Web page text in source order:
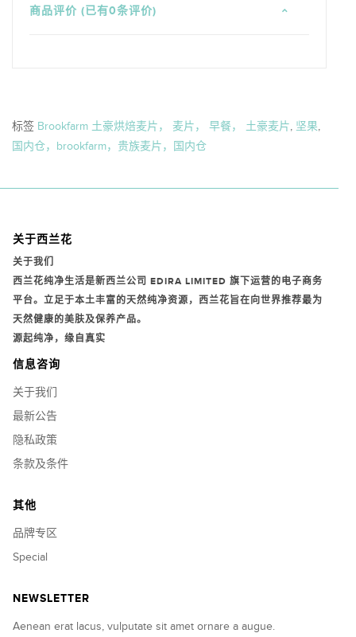
商品评价 (已有0条评价)
标签 Brookfarm 土豪烘焙麦片， 麦片， 早餐， 土豪麦片, 坚果,
国内仓，brookfarm，贵族麦片，国内仓
关于西兰花
关于我们
西兰花纯净生活是新西兰公司 EDIRA LIMITED 旗下运营的电子商务
平台。立足于本土丰富的天然纯净资源，西兰花旨在向世界推荐最为
天然健康的美肤及保养产品。
源起纯净，缘自真实
信息咨询
关于我们
最新公告
隐私政策
条款及条件
其他
品牌专区
Special
NEWSLETTER
Aenean erat lacus, vulputate sit amet ornare a augue.